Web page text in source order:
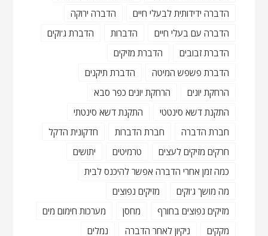
הדברה ידידותית לבעלי חיים
הדברה ירוקה
הדברה עם בעלי חיים
הדברות
הדברת ג'וקים
הדברת זבובים
הדברת מזיקים
הדברת פשפש המיטה
הדברת תיקנים
הרחקת יונים
הרחקת יונים כפר סבא
התקנת דשא סינטטי
התקנת דשא סינטתי
חברת הדברה
חברת הדברות
חדקונית הדקל
חרקים מזיקים לעצים
טרמיטים
יתושים
כמה זמן אחרי הדברה אפשר להיכנס לבית
מה מושך ג'וקים
מזיקים נפוצים
מזיקים נפוצים בחורף
מחסן
מערכות חימום מים
מקקים
ניקיון לאחר הדברה נמלים